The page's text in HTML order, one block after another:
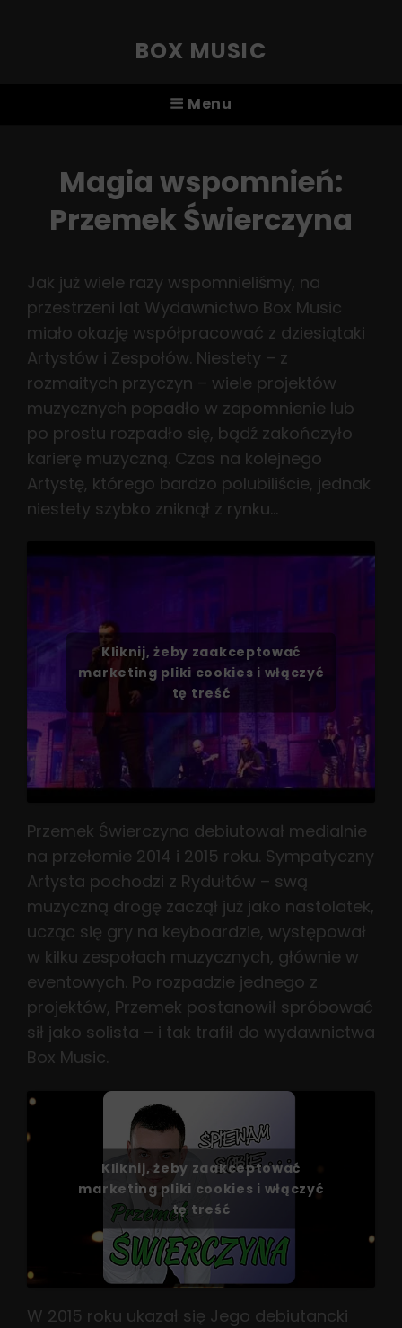
BOX MUSIC
Menu
Magia wspomnień:
Przemek Świerczyna
Jak już wiele razy wspomnieliśmy, na
przestrzeni lat Wydawnictwo Box Music
miało okazję współpracować z dziesiątaki
Artystów i Zespołów. Niestety – z
rozmaitych przyczyn – wiele projektów
muzycznych popadło w zapomnienie lub
po prostu rozpadło się, bądź zakończyło
karierę muzyczną. Czas na kolejnego
Artystę, którego bardzo polubiliście, jednak
niestety szybko zniknął z rynku…
Kliknij, żeby zaakceptować
marketing pliki cookies i włączyć
tę treść
Przemek Świerczyna debiutował medialnie
na przełomie 2014 i 2015 roku. Sympatyczny
Artysta pochodzi z Rydułtów – swą
muzyczną drogę zaczął już jako nastolatek,
ucząc się gry na keyboardzie, występował
w kilku zespołach muzycznych, głównie w
eventowych. Po rozpadzie jednego z
projektów, Przemek postanowił spróbować
sił jako solista – i tak trafił do wydawnictwa
Box Music.
Kliknij, żeby zaakceptować
marketing pliki cookies i włączyć
tę treść
W 2015 roku ukazał się Jego debiutancki